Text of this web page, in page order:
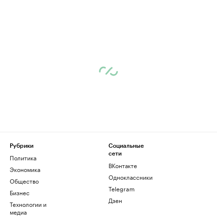
Рубрики
Политика
Экономика
Общество
Бизнес
Технологии и
медиа
Социальные
сети
ВКонтакте
Одноклассники
Telegram
Дзен